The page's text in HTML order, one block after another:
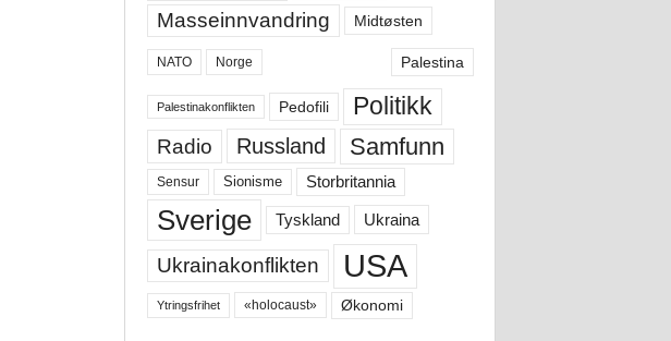
Masseinnvandring Midtøsten
NATO Norge Palestina
Palestinakonflikten Pedofili Politikk
Radio Russland Samfunn
Sensur Sionisme Storbritannia
Sverige Tyskland Ukraina
Ukrainakonflikten USA
Ytringsfrihet «holocaust» Økonomi